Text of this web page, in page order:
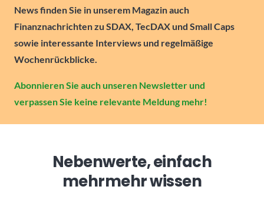
News finden Sie in unserem Magazin auch
Finanznachrichten zu SDAX, TecDAX und Small Caps
sowie interessante Interviews und regelmäßige
Wochenrückblicke.
Abonnieren Sie auch unseren Newsletter und
verpassen Sie keine relevante Meldung mehr!
Nebenwerte, einfach
mehrmehr wissen